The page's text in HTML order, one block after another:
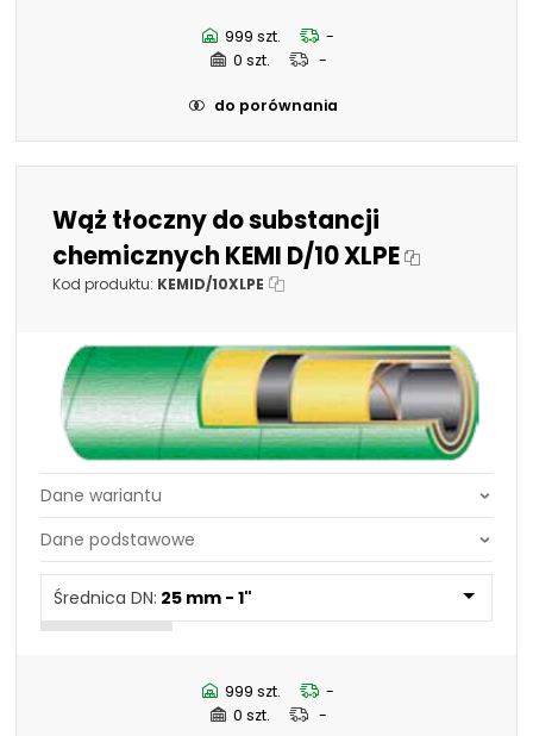
19 mm - 3/4"
32 mm - 1.1/4"
999 szt.
-
0 szt.
-
do porównania
Wąż tłoczny do substancji
chemicznych KEMI D/10 XLPE
Kod produktu: KEMID/10XLPE
Średnica DN:
Średnica DN:
50,8 mm - 2"
101,6 mm - 4"
19 mm - 3/4"
32 mm - 1.1/4"
Średnica DN: 25 mm - 1"
999 szt.
-
0 szt.
-